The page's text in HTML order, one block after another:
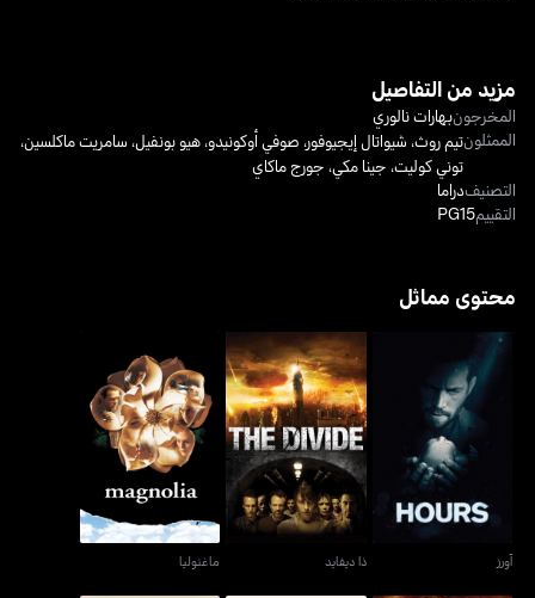
مزيد من التفاصيل
المخرجونبهارات نالوري
الممثلونتيم روث، شيواتال إيجيوفور، صوفي أوكونيدو،هيو بونفيل، سامريت ماكلسين،
توني كوليت، جينا مكي، جورج ماكاي
التصنيفدراما
التقييمPG15
محتوى مماثل
آورز
آورز
ذا ديفايد
ذا ديفايد
ماغنوليا
ماغنوليا